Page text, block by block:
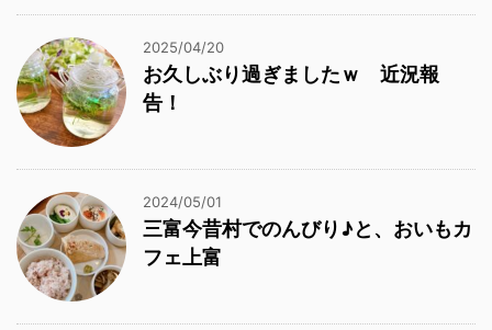
2025/04/20
お久しぶり過ぎましたｗ 近況報
告！
2024/05/01
三富今昔村でのんびり♪と、おいもカ
フェ上富